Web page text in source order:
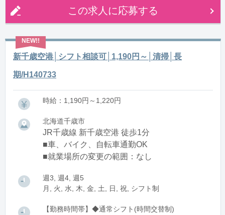
この求人に応募する
新千歳空港│シフト相談可│1,190円～│清掃│長
期/H140733
時給：1,190円～1,220円
北海道千歳市
JR千歳線 新千歳空港 徒歩1分
■車、バイク、自転車通勤OK
■就業場所の変更の範囲：なし
週3, 週4, 週5
月, 火, 水, 木, 金, 土, 日, 祝, シフト制
【勤務時間帯】◆通常シフト(時間交替制)